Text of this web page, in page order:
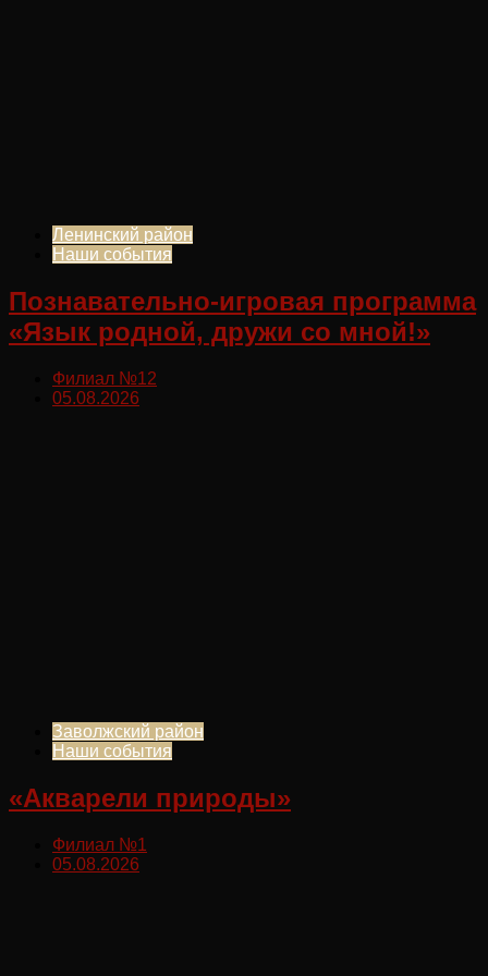
Ленинский район
Наши события
Познавательно-игровая программа
«Язык родной, дружи со мной!»
Филиал №12
05.08.2026
Заволжский район
Наши события
«Акварели природы»
Филиал №1
05.08.2026